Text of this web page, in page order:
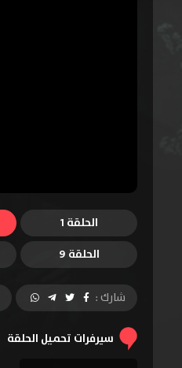
الحلقة 1
الحلقة 9
شارك :
سيرفرات تحميل الحلقة